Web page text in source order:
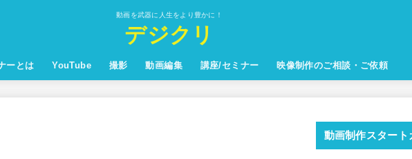
動画を武器に人生をより豊かに！
デジクリ
ーとは YouTube 撮影 動画編集 講座/セミナー 映像制作のご相談・ご依頼
動画制作スタート